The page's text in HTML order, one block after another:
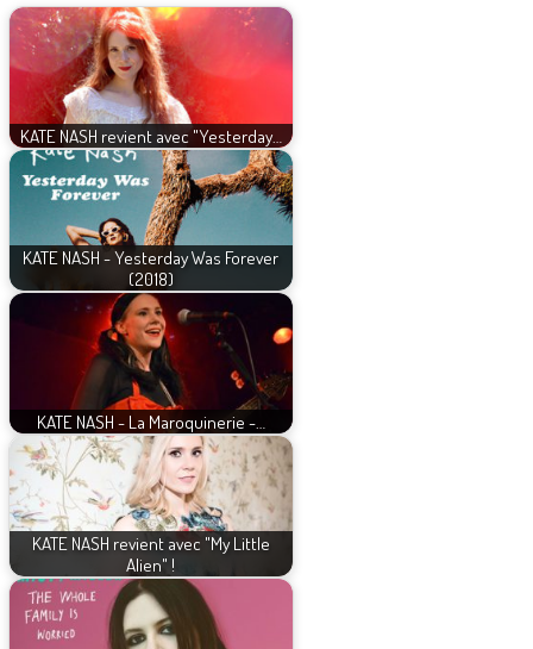
KATE NASH revient avec "Yesterday…
KATE NASH - Yesterday Was Forever
(2018)
KATE NASH - La Maroquinerie -…
KATE NASH revient avec "My Little
Alien" !